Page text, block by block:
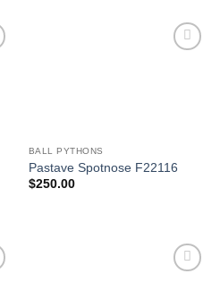
BALL PYTHONS
Pastave Spotnose F22116
$250.00